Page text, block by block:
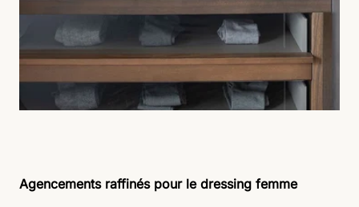
Agencements raffinés pour le dressing femme